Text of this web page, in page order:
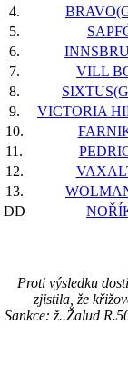
4.
5.
6.
7.
VILL
8.
9.
VICTORIA
10.
11.
12.
13.
DD
Proti výsledku
zjistila, že
Sankce: ž..Žalud